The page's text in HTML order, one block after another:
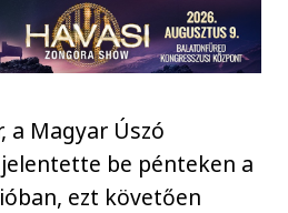
a Magyar Úszó
be pénteken a
ezt követően